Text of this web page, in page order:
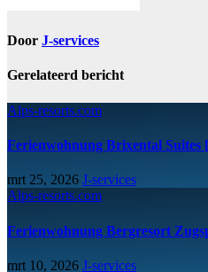
Door J-services
Gerelateerd bericht
Alps-resorts.com
Ferienwohnung Brixental Suites
mrt 25, 2026 J-services
Alps-resorts.com
Ferienwohnung Bergresort
mrt 10, 2026 J-services